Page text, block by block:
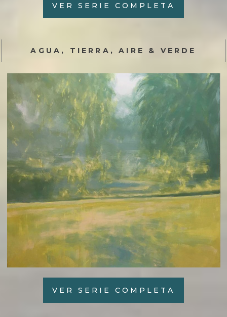
VER SERIE COMPLETA
AGUA, TIERRA, AIRE & VERDE
VER SERIE COMPLETA